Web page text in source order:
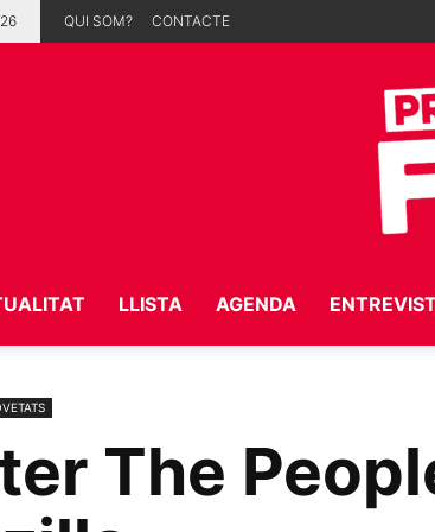
QUI SOM? CONTACTE
LLISTA AGENDA
The